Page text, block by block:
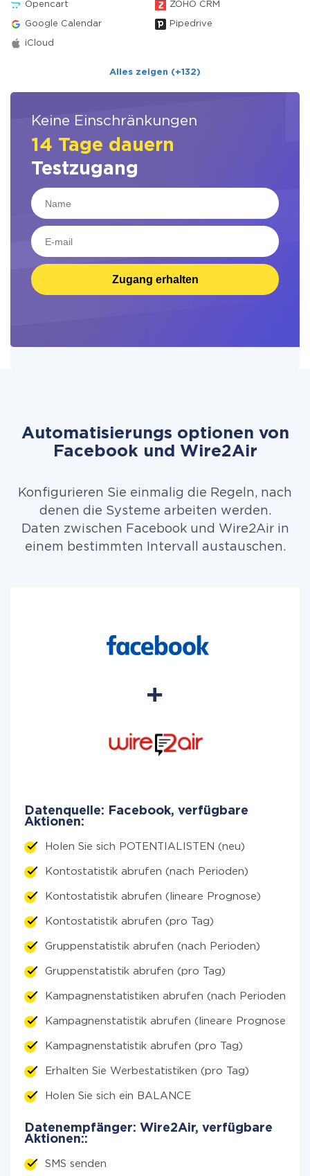
Opencart ZOHO CRM
Google Calendar Pipedrive
iCloud
Alles zeigen (+132)
Keine Einschränkungen
14 Tage dauern
Testzugang
Zugang erhalten
Automatisierungs optionen von
Facebook und Wire2Air
Konfigurieren Sie einmalig die Regeln, nach
denen die Systeme arbeiten werden.
Daten zwischen Facebook und Wire2Air in
einem bestimmten Intervall austauschen.
Datenquelle: Facebook, verfügbare
Aktionen:
Holen Sie sich POTENTIALISTEN (neu)
Kontostatistik abrufen (nach Perioden)
Kontostatistik abrufen (lineare Prognose)
Kontostatistik abrufen (pro Tag)
Gruppenstatistik abrufen (nach Perioden)
Gruppenstatistik abrufen (pro Tag)
Kampagnenstatistiken abrufen (nach Perioden)
Kampagnenstatistik abrufen (lineare Prognose)
Kampagnenstatistik abrufen (pro Tag)
Erhalten Sie Werbestatistiken (pro Tag)
Holen Sie sich ein BALANCE
Datenempfänger: Wire2Air, verfügbare
Aktionen::
SMS senden